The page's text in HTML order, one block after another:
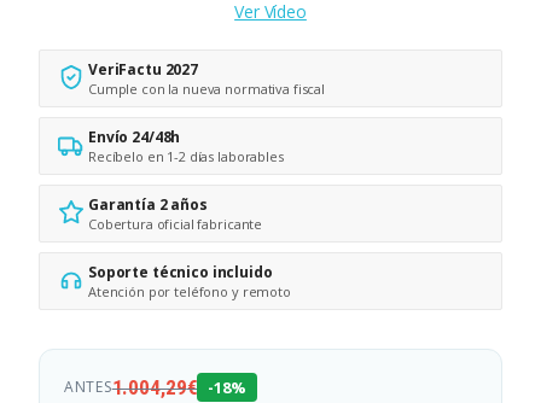
Ver Vídeo
VeriFactu 2027
Cumple con la nueva normativa fiscal
Envío 24/48h
Recíbelo en 1-2 días laborables
Garantía 2 años
Cobertura oficial fabricante
Soporte técnico incluido
Atención por teléfono y remoto
ANTES1.004,29€ -18%